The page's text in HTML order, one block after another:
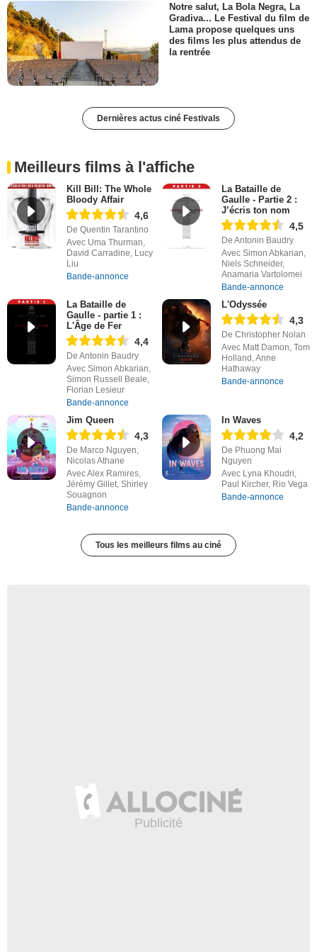
Notre salut, La Bola Negra, La
Gradiva... Le Festival du film de
Lama propose quelques uns
des films les plus attendus de
la rentrée
Dernières actus ciné Festivals
Meilleurs films à l'affiche
Kill Bill: The Whole
Bloody Affair
4,6
De Quentin Tarantino
Avec Uma Thurman,
David Carradine, Lucy
Liu
Bande-annonce
La Bataille de
Gaulle - Partie 2 :
J’écris ton nom
4,5
De Antonin Baudry
Avec Simon Abkarian,
Niels Schneider,
Anamaria Vartolomei
Bande-annonce
La Bataille de
Gaulle - partie 1 :
L'Âge de Fer
4,4
De Antonin Baudry
Avec Simon Abkarian,
Simon Russell Beale,
Florian Lesieur
Bande-annonce
L'Odyssée
4,3
De Christopher Nolan
Avec Matt Damon, Tom
Holland, Anne
Hathaway
Bande-annonce
Jim Queen
4,3
De Marco Nguyen,
Nicolas Athane
Avec Alex Ramires,
Jérémy Gillet, Shirley
Souagnon
Bande-annonce
In Waves
4,2
De Phuong Mai
Nguyen
Avec Lyna Khoudri,
Paul Kircher, Rio Vega
Bande-annonce
Tous les meilleurs films au ciné